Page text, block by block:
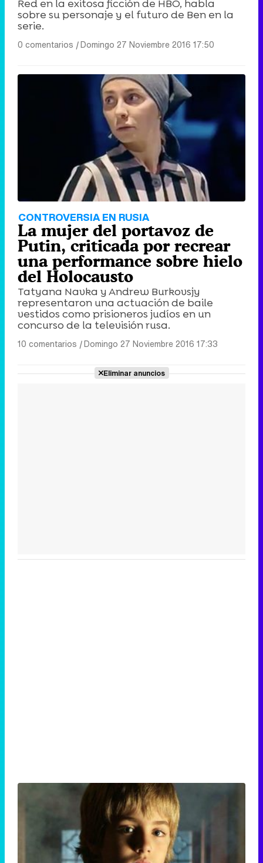
Red en la exitosa ficción de HBO, habla
sobre su personaje y el futuro de Ben en la
serie.
0 comentarios |Domingo 27 Noviembre 2016 17:50
CONTROVERSIA EN RUSIA
La mujer del portavoz de
Putin, criticada por recrear
una performance sobre hielo
del Holocausto
Tatyana Navka y Andrew Burkovsjy
representaron una actuación de baile
vestidos como prisioneros judíos en un
concurso de la televisión rusa.
10 comentarios |Domingo 27 Noviembre 2016 17:33
Eliminar anuncios